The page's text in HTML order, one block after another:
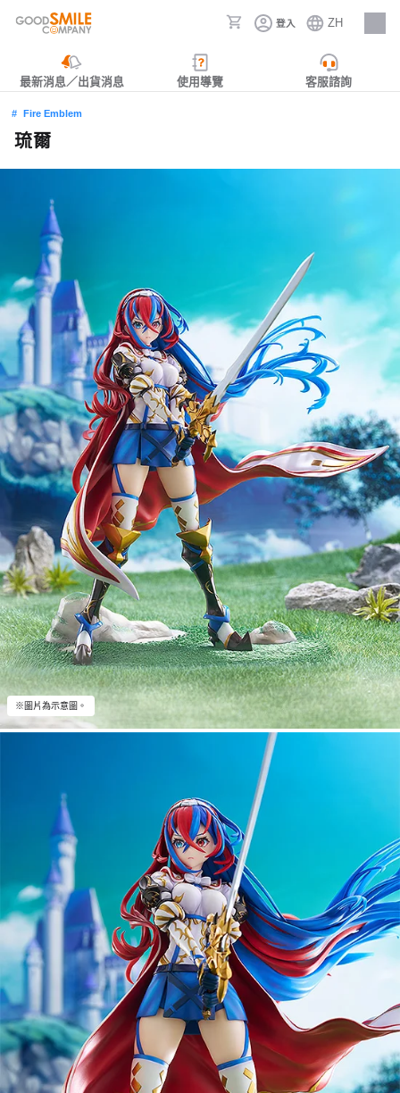
登入 ZH
人才招募
最新消息／出貨消息 使用導覽 客服諮詢
Fire Emblem
琉爾
※圖片為示意圖。